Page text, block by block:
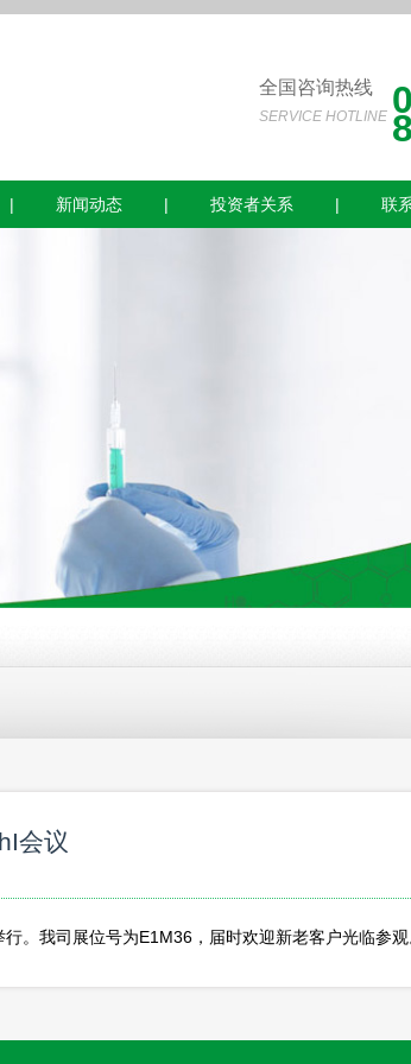
全国咨询热线
SERVICE HOTLINE
| 新闻动态 | 投资者关系 | 联
会议
。我司展位号为E1M36，届时欢迎新老客户光临参观